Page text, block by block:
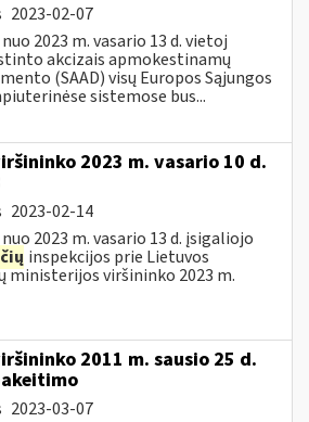
2023-02-07
2023 m. vasario 13 d. vietoj
akcizais apmokestinamų
(SAAD) visų Europos Sąjungos
sistemose bus...
2023 m. vasario 10 d.
2023-02-14
2023 m. vasario 13 d. įsigaliojo
inspekcijos prie Lietuvos
ministerijos viršininko 2023 m.
2011 m. sausio 25 d.
2023-03-07